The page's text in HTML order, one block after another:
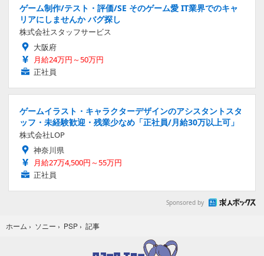
ゲーム制作/テスト・評価/SE そのゲーム愛 IT業界でのキャ
リアにしませんか バグ探し
株式会社スタッフサービス
大阪府
月給24万円～50万円
正社員
ゲームイラスト・キャラクターデザインのアシスタントスタ
ッフ・未経験歓迎・残業少なめ「正社員/月給30万以上可」
株式会社LOP
神奈川県
月給27万4,500円～55万円
正社員
Sponsored by
ホーム › ソニー › PSP › 記事